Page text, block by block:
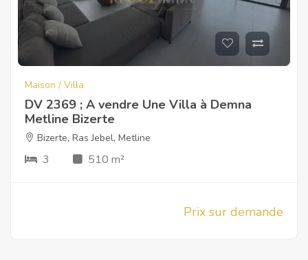
Maison / Villa
DV 2369 ; A vendre Une Villa à Demna
Metline Bizerte
Bizerte, Ras Jebel, Metline
3 510 m²
Prix sur demande